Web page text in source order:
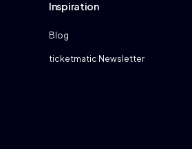
Inspiration
Blog
ticketmatic Newsletter